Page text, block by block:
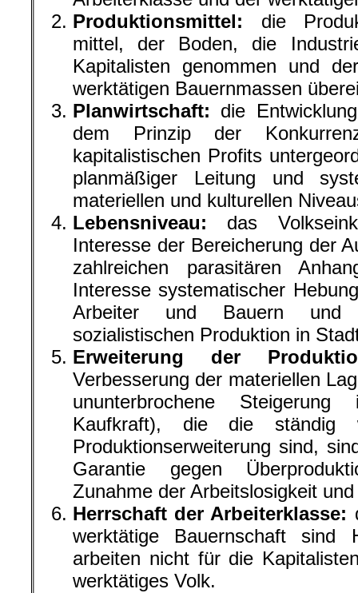
Produktionsmittel: die
mittel, der Boden, die
Kapitalisten genommen und
werktätigen Bauernmassen
Planwirtschaft: die
dem Prinzip der
kapitalistischen Profits
planmäßiger Leitung und
materiellen und kulturellen
Lebensniveau: das
Interesse der Bereicherung der
zahlreichen parasitären
Interesse systematischer
Arbeiter und Bauern und
sozialistischen Produktion in
Erweiterung der
Verbesserung der materiellen
ununterbrochene
Kaufkraft), die die ständig
Produktionserweiterung sind,
Garantie gegen
Zunahme der Arbeitslosigkeit
Herrschaft der Arbeiterklasse:
werktätige Bauernschaft sind
arbeiten nicht für die
werktätiges Volk.